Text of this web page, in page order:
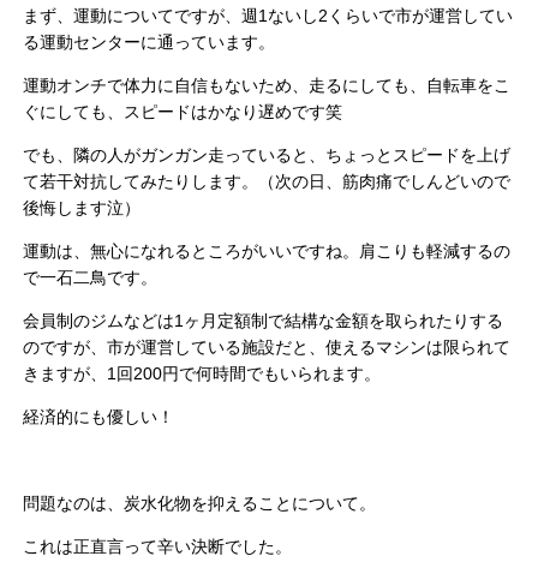
まず、運動についてですが、週1ないし2くらいで市が運営してい
る運動センターに通っています。
運動オンチで体力に自信もないため、走るにしても、自転車をこ
ぐにしても、スピードはかなり遅めです笑
でも、隣の人がガンガン走っていると、ちょっとスピードを上げ
て若干対抗してみたりします。（次の日、筋肉痛でしんどいので
後悔します泣）
運動は、無心になれるところがいいですね。肩こりも軽減するの
で一石二鳥です。
会員制のジムなどは1ヶ月定額制で結構な金額を取られたりする
のですが、市が運営している施設だと、使えるマシンは限られて
きますが、1回200円で何時間でもいられます。
経済的にも優しい！
問題なのは、炭水化物を抑えることについて。
これは正直言って辛い決断でした。